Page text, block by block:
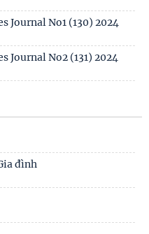
quả kiểm tra điều kiện,
đối với thí
No5
No4
số 3(132)2024